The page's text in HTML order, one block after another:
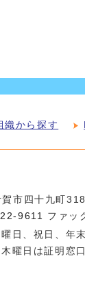
織から探す
市四十九町
9611 ファッ
日、祝日、
曜日は証明窓